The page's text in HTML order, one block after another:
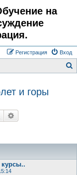
на
Вход
Регистрация
и горы
Поиск
курсы..